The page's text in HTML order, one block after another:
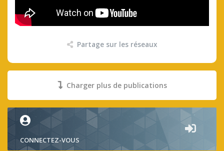
Partage sur les réseaux
Charger plus de publications
CONNECTEZ-VOUS